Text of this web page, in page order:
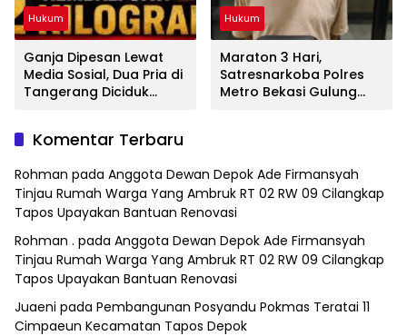
Hukum
Ganja Dipesan Lewat
Media Sosial, Dua Pria di
Tangerang Diciduk
Hukum
Maraton 3 Hari,
Satresnarkoba Polres
Metro Bekasi Gulung
Komentar Terbaru
Rohman pada Anggota Dewan Depok Ade Firmansyah
Tinjau Rumah Warga Yang Ambruk RT 02 RW 09 Cilangkap
Tapos Upayakan Bantuan Renovasi
Rohman . pada Anggota Dewan Depok Ade Firmansyah
Tinjau Rumah Warga Yang Ambruk RT 02 RW 09 Cilangkap
Tapos Upayakan Bantuan Renovasi
Juaeni pada Pembangunan Posyandu Pokmas Teratai 11
Cimpaeun Kecamatan Tapos Depok